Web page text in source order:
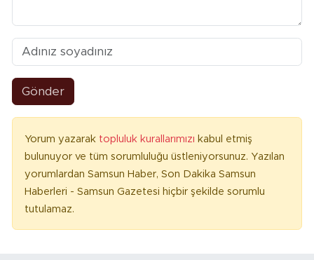
Gönder
Yorum yazarak topluluk kurallarımızı kabul etmiş
bulunuyor ve tüm sorumluluğu üstleniyorsunuz. Yazılan
yorumlardan Samsun Haber, Son Dakika Samsun
Haberleri - Samsun Gazetesi hiçbir şekilde sorumlu
tutulamaz.